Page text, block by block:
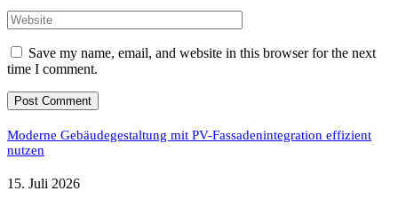
Save my name, email, and website in this browser for the next
time I comment.
Moderne Gebäudegestaltung mit PV-Fassadenintegration effizient
nutzen
15. Juli 2026